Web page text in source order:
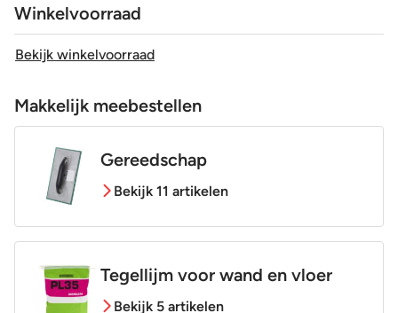
Winkelvoorraad
Bekijk winkelvoorraad
Makkelijk meebestellen
Gereedschap
Bekijk 11 artikelen
Tegellijm voor wand en vloer
Bekijk 5 artikelen